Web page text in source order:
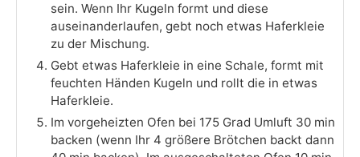
sein. Wenn Ihr Kugeln formt und diese
auseinanderlaufen, gebt noch etwas Haferkleie
zu der Mischung.
Gebt etwas Haferkleie in eine Schale, formt mit
feuchten Händen Kugeln und rollt die in etwas
Haferkleie.
Im vorgeheizten Ofen bei 175 Grad Umluft 30 min
backen (wenn Ihr 4 größere Brötchen backt dann